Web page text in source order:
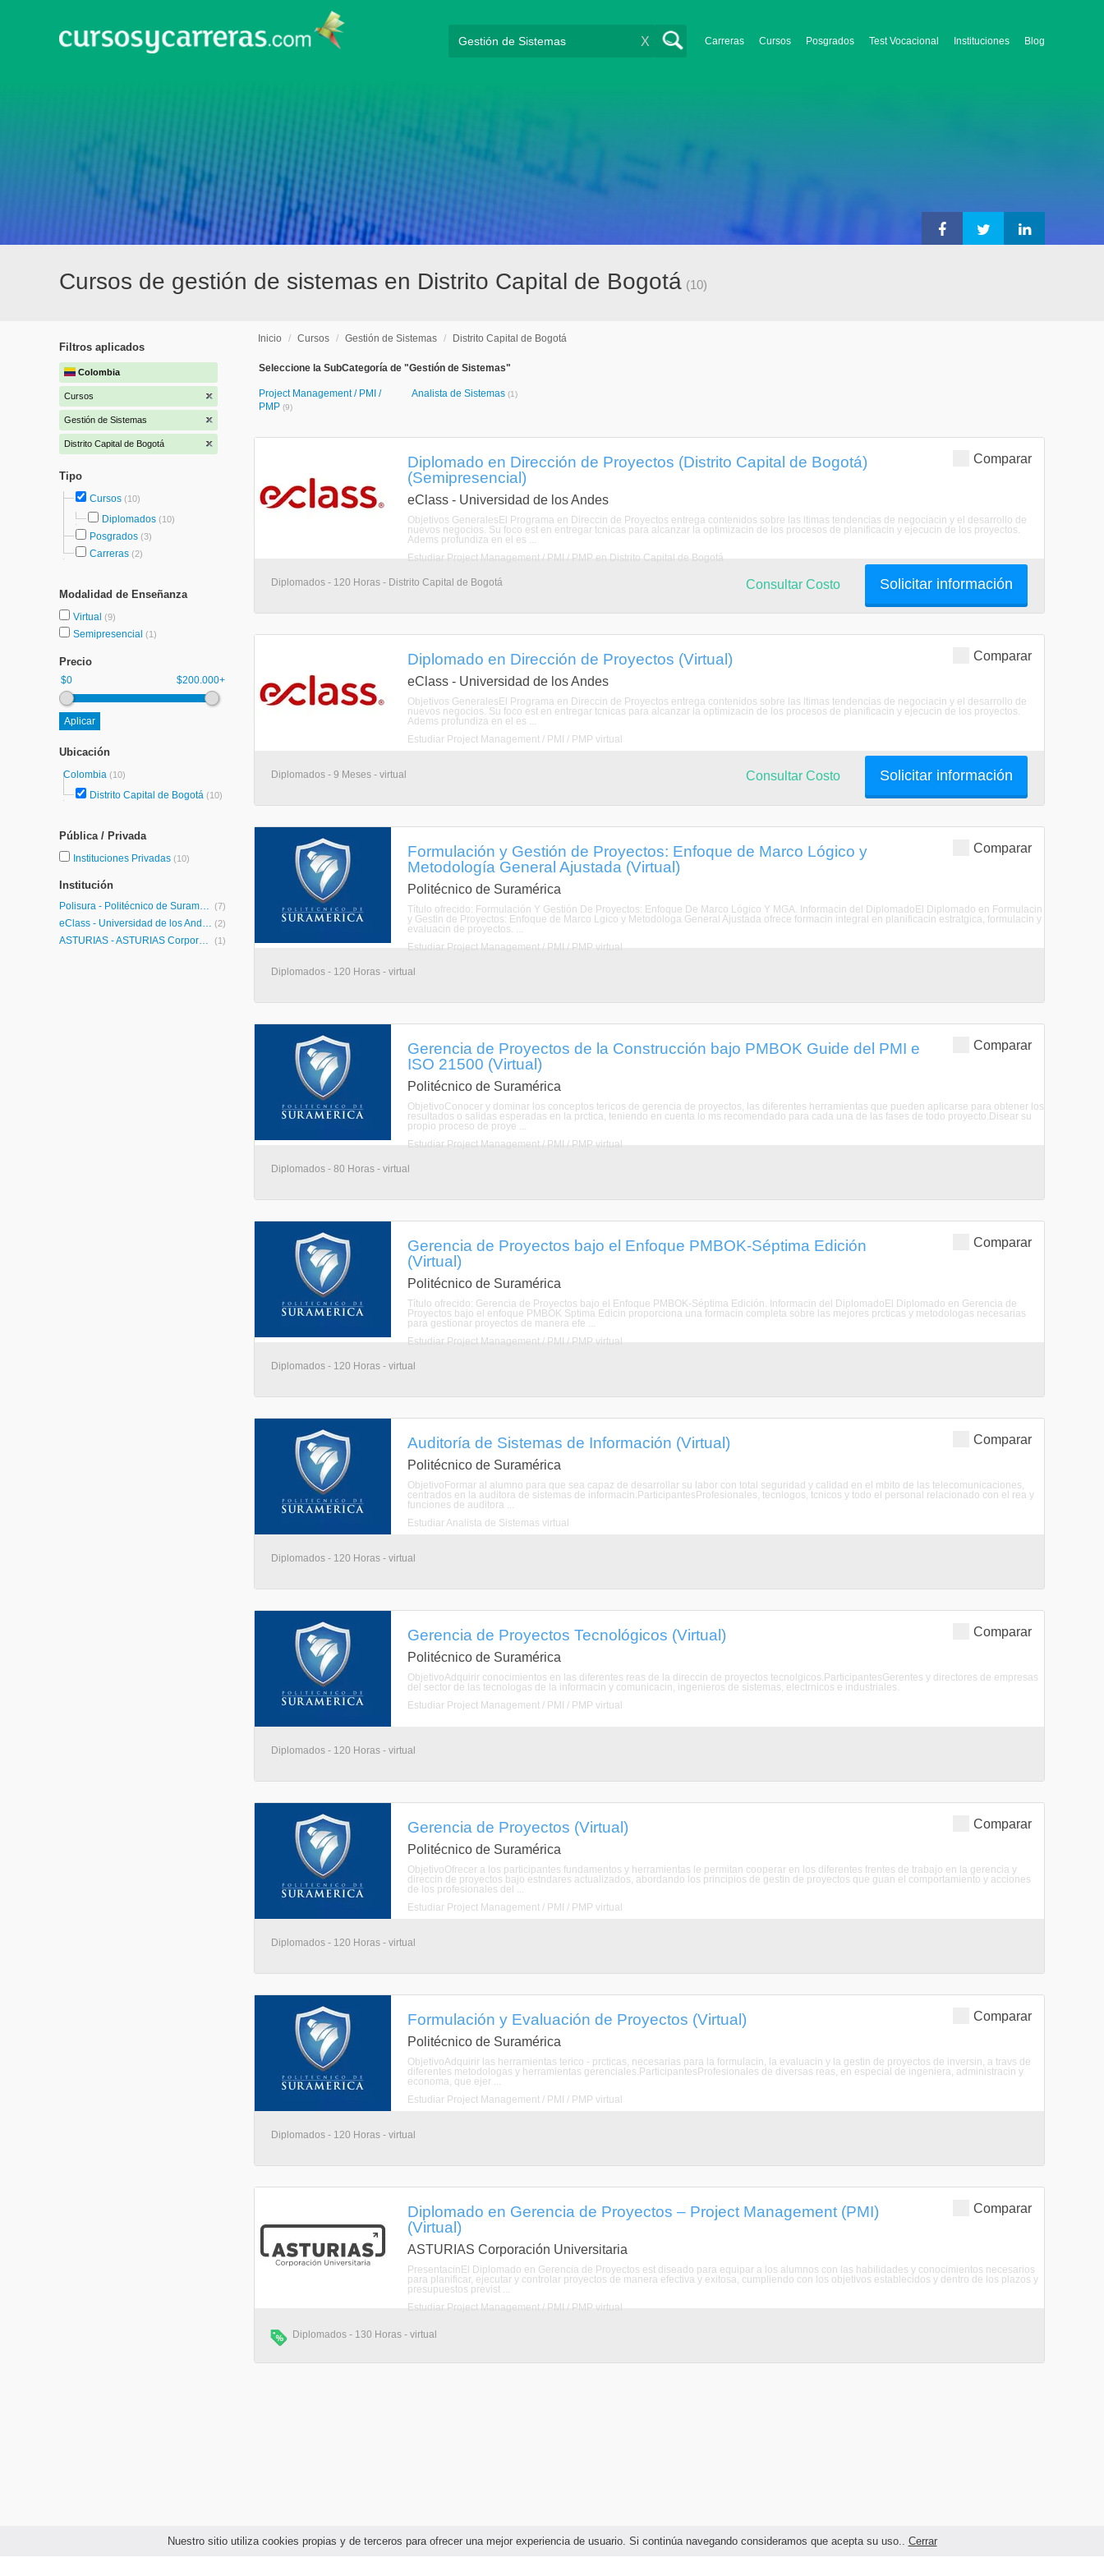
Nuestro sitio utiliza cookies propias y de terceros para ofrecer una mejor experiencia de usuario. Si continúa navegando consideramos que acepta su uso.. Cerrar
Carreras Cursos Posgrados Test Vocacional Instituciones Blog
X
Cursos de gestión de sistemas en Distrito Capital de Bogotá (10)
Filtros aplicados
Colombia
Cursos
Gestión de Sistemas
Distrito Capital de Bogotá
Tipo
Cursos (10)
Diplomados (10)
Posgrados (3)
Carreras (2)
Modalidad de Enseñanza
Virtual (9)
Semipresencial (1)
Precio
$0 $200.000+
Ubicación
Colombia (10)
Distrito Capital de Bogotá (10)
Pública / Privada
Instituciones Privadas (10)
Institución
Polisura - Politécnico de Suramérica (7)
eClass - Universidad de los Andes (2)
ASTURIAS - ASTURIAS Corporación Universitaria (1)
Inicio / Cursos / Gestión de Sistemas / Distrito Capital de Bogotá
Seleccione la SubCategoría de "Gestión de Sistemas"
Project Management / PMI /
PMP (9)
Analista de Sistemas (1)
Comparar
Diplomado en Dirección de Proyectos (Distrito Capital de Bogotá)
(Semipresencial)
eClass - Universidad de los Andes
Objetivos GeneralesEl Programa en Direccin de Proyectos entrega contenidos sobre las ltimas tendencias de negociacin y el desarrollo de
nuevos negocios. Su foco est en entregar tcnicas para alcanzar la optimizacin de los procesos de planificacin y ejecucin de los proyectos.
Adems profundiza en el es ...
Estudiar Project Management / PMI / PMP en Distrito Capital de Bogotá
Diplomados - 120 Horas - Distrito Capital de Bogotá Solicitar información
Consultar Costo
Comparar
Diplomado en Dirección de Proyectos (Virtual)
eClass - Universidad de los Andes
Objetivos GeneralesEl Programa en Direccin de Proyectos entrega contenidos sobre las ltimas tendencias de negociacin y el desarrollo de
nuevos negocios. Su foco est en entregar tcnicas para alcanzar la optimizacin de los procesos de planificacin y ejecucin de los proyectos.
Adems profundiza en el es ...
Estudiar Project Management / PMI / PMP virtual
Diplomados - 9 Meses - virtual Solicitar información
Consultar Costo
Comparar
Formulación y Gestión de Proyectos: Enfoque de Marco Lógico y
Metodología General Ajustada (Virtual)
Politécnico de Suramérica
Título ofrecido: Formulación Y Gestión De Proyectos: Enfoque De Marco Lógico Y MGA. Informacin del DiplomadoEl Diplomado en Formulacin
y Gestin de Proyectos: Enfoque de Marco Lgico y Metodologa General Ajustada ofrece formacin integral en planificacin estratgica, formulacin y
evaluacin de proyectos. ...
Estudiar Project Management / PMI / PMP virtual
Diplomados - 120 Horas - virtual
Comparar
Gerencia de Proyectos de la Construcción bajo PMBOK Guide del PMI e
ISO 21500 (Virtual)
Politécnico de Suramérica
ObjetivoConocer y dominar los conceptos tericos de gerencia de proyectos, las diferentes herramientas que pueden aplicarse para obtener los
resultados o salidas esperadas en la prctica, teniendo en cuenta lo ms recomendado para cada una de las fases de todo proyecto.Disear su
propio proceso de proye ...
Estudiar Project Management / PMI / PMP virtual
Diplomados - 80 Horas - virtual
Comparar
Gerencia de Proyectos bajo el Enfoque PMBOK-Séptima Edición
(Virtual)
Politécnico de Suramérica
Título ofrecido: Gerencia de Proyectos bajo el Enfoque PMBOK-Séptima Edición. Informacin del DiplomadoEl Diplomado en Gerencia de
Proyectos bajo el enfoque PMBOK Sptima Edicin proporciona una formacin completa sobre las mejores prcticas y metodologas necesarias
para gestionar proyectos de manera efe ...
Estudiar Project Management / PMI / PMP virtual
Diplomados - 120 Horas - virtual
Comparar
Auditoría de Sistemas de Información (Virtual)
Politécnico de Suramérica
ObjetivoFormar al alumno para que sea capaz de desarrollar su labor con total seguridad y calidad en el mbito de las telecomunicaciones,
centrados en la auditora de sistemas de informacin.ParticipantesProfesionales, tecnlogos, tcnicos y todo el personal relacionado con el rea y
funciones de auditora ...
Estudiar Analista de Sistemas virtual
Diplomados - 120 Horas - virtual
Comparar
Gerencia de Proyectos Tecnológicos (Virtual)
Politécnico de Suramérica
ObjetivoAdquirir conocimientos en las diferentes reas de la direccin de proyectos tecnolgicos.ParticipantesGerentes y directores de empresas
del sector de las tecnologas de la informacin y comunicacin, ingenieros de sistemas, electrnicos e industriales.
Estudiar Project Management / PMI / PMP virtual
Diplomados - 120 Horas - virtual
Comparar
Gerencia de Proyectos (Virtual)
Politécnico de Suramérica
ObjetivoOfrecer a los participantes fundamentos y herramientas le permitan cooperar en los diferentes frentes de trabajo en la gerencia y
direccin de proyectos bajo estndares actualizados, abordando los principios de gestin de proyectos que guan el comportamiento y acciones
de los profesionales del ...
Estudiar Project Management / PMI / PMP virtual
Diplomados - 120 Horas - virtual
Comparar
Formulación y Evaluación de Proyectos (Virtual)
Politécnico de Suramérica
ObjetivoAdquirir las herramientas terico - prcticas, necesarias para la formulacin, la evaluacin y la gestin de proyectos de inversin, a travs de
diferentes metodologas y herramientas gerenciales.ParticipantesProfesionales de diversas reas, en especial de ingeniera, administracin y
economa, que ejer ...
Estudiar Project Management / PMI / PMP virtual
Diplomados - 120 Horas - virtual
Comparar
Diplomado en Gerencia de Proyectos – Project Management (PMI)
(Virtual)
ASTURIAS Corporación Universitaria
PresentacinEl Diplomado en Gerencia de Proyectos est diseado para equipar a los alumnos con las habilidades y conocimientos necesarios
para planificar, ejecutar y controlar proyectos de manera efectiva y exitosa, cumpliendo con los objetivos establecidos y dentro de los plazos y
presupuestos previst ...
Estudiar Project Management / PMI / PMP virtual
Diplomados - 130 Horas - virtual